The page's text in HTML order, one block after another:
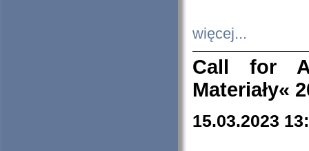
więcej...
Call for
Materiały«
15.03.2023